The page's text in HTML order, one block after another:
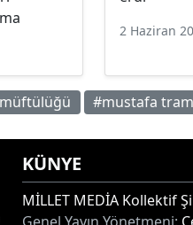
2 Haziran
#mustafa
KÜNYE
MİLLET MEDİA Kollektif